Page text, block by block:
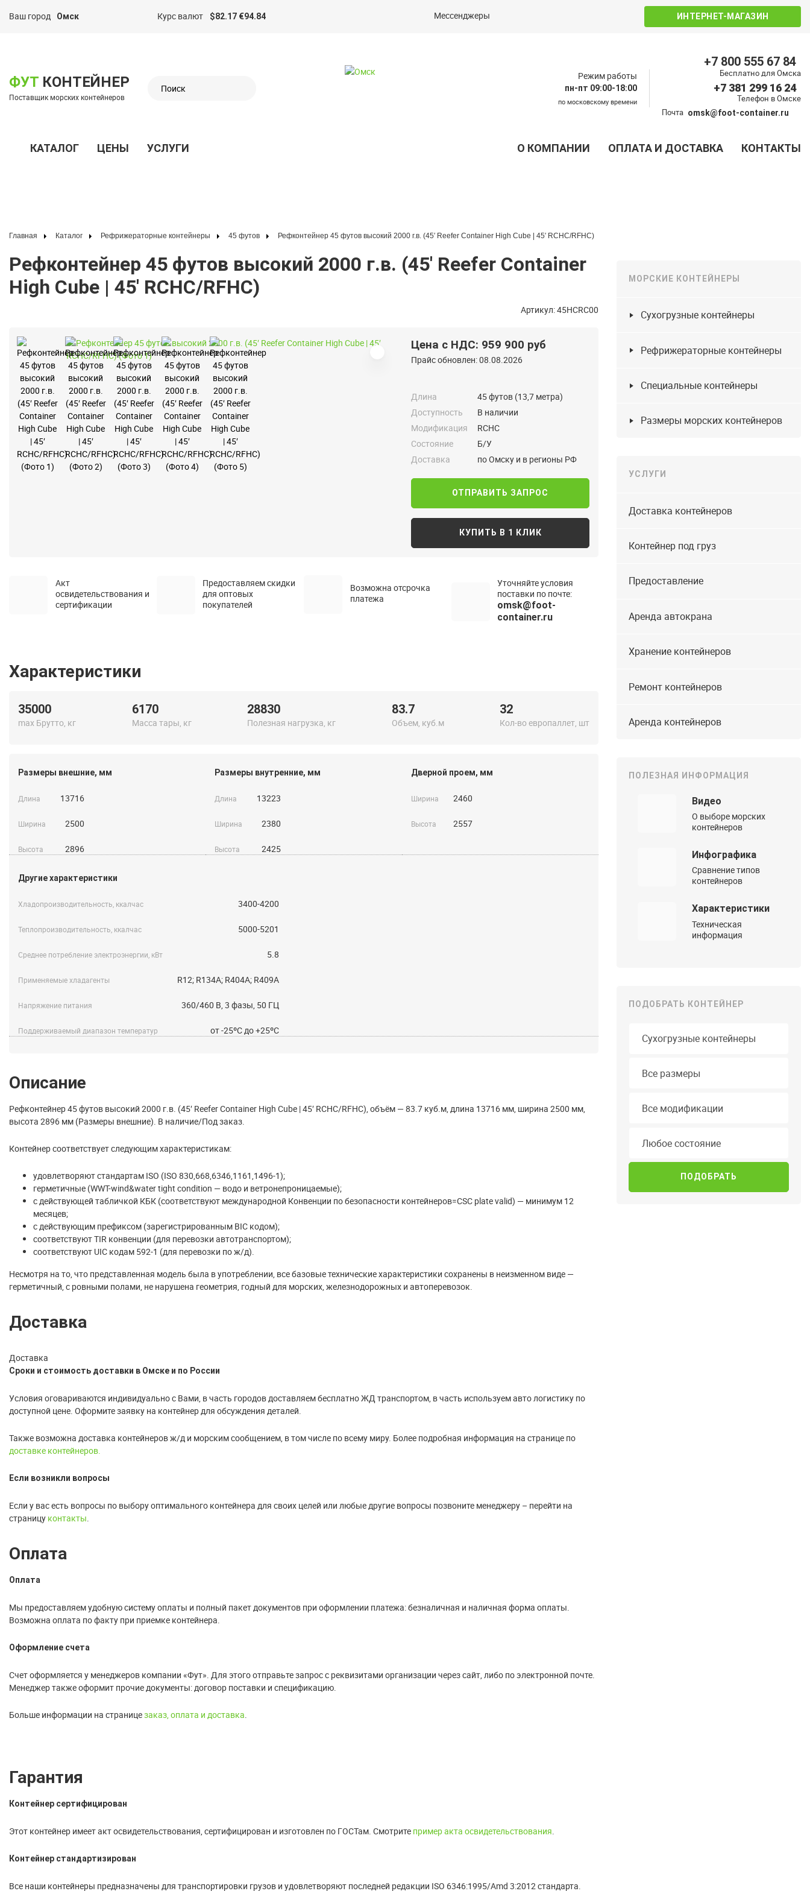
Ваш город Омск Курс валют $82.17 €94.84 Мессенджеры ИНТЕРНЕТ-МАГАЗИН
ФУТ КОНТЕЙНЕР
Поставщик морских контейнеров
Режим работы
пн-пт 09:00-18:00
по московскому времени
Бесплатно для Омска
+7 800 555 67 84
Телефон в Омске
+7 381 299 16 24
Почта omsk@foot-container.ru
КАТАЛОГ ЦЕНЫ УСЛУГИ О КОМПАНИИ ОПЛАТА И ДОСТАВКА КОНТАКТЫ
Главная Каталог Рефрижераторные контейнеры 45 футов Рефконтейнер 45 футов высокий 2000 г.в. (45′ Reefer Container High Cube | 45′ RCHC/RFHC)
Рефконтейнер 45 футов высокий 2000 г.в. (45′ Reefer Container
High Cube | 45′ RCHC/RFHC)
Артикул: 45HCRC00
Цена с НДС: 959 900 руб
Прайс обновлен: 08.08.2026
Длина
45 футов (13,7 метра)
Доступность
В наличии
Модификация
RCHC
Состояние
Б/У
Доставка
по Омску и в регионы РФ
ОТПРАВИТЬ ЗАПРОС
КУПИТЬ В 1 КЛИК
Акт
освидетельствования и
сертификации
Предоставляем скидки
для оптовых
покупателей
Возможна отсрочка
платежа
Уточняйте условия
поставки по почте:
omsk@foot-
container.ru
Характеристики
35000
max Брутто, кг
6170
Масса тары, кг
28830
Полезная нагрузка, кг
83.7
Объем, куб.м
32
Кол-во европаллет, шт
Размеры внешние, мм
Длина 13716
Ширина 2500
Высота 2896
Размеры внутренние, мм
Длина 13223
Ширина 2380
Высота 2425
Дверной проем, мм
Ширина 2460
Высота 2557
Другие характеристики
Хладопроизводительность, ккалчас 3400-4200
Теплопроизводительность, ккалчас 5000-5201
Среднее потребление электроэнергии, кВт 5.8
Применяемые хладагенты R12; R134A; R404A; R409A
Напряжение питания 360/460 B, 3 фазы, 50 ГЦ
Поддерживаемый диапазон температур от -25ºС до +25ºС
Описание
Рефконтейнер 45 футов высокий 2000 г.в. (45′ Reefer Container High Cube | 45′ RCHC/RFHC), объём — 83.7 куб.м, длина 13716 мм, ширина 2500 мм,
высота 2896 мм (Размеры внешние). В наличие/Под заказ.
Контейнер соответствует следующим характеристикам:
удовлетворяют стандартам ISO (ISO 830,668,6346,1161,1496-1);
герметичные (WWT-wind&water tight condition — водо и ветронепроницаемые);
с действующей табличкой КБК (соответствуют международной Конвенции по безопасности контейнеров=CSC plate valid) — минимум 12
месяцев;
с действующим префиксом (зарегистрированным BIC кодом);
соответствуют TIR конвенции (для перевозки автотранспортом);
соответствуют UIC кодам 592-1 (для перевозки по ж/д).
Несмотря на то, что представленная модель была в употреблении, все базовые технические характеристики сохранены в неизменном виде —
герметичный, с ровными полами, не нарушена геометрия, годный для морских, железнодорожных и автоперевозок.
Доставка
Доставка
Сроки и стоимость доставки в Омске и по России
Условия оговариваются индивидуально с Вами, в часть городов доставляем бесплатно ЖД транспортом, в часть используем авто логистику по
доступной цене. Оформите заявку на контейнер для обсуждения деталей.
Также возможна доставка контейнеров ж/д и морским сообщением, в том числе по всему миру. Более подробная информация на странице по
доставке контейнеров.
Если возникли вопросы
Если у вас есть вопросы по выбору оптимального контейнера для своих целей или любые другие вопросы позвоните менеджеру – перейти на
страницу контакты.
Оплата
Оплата
Мы предоставляем удобную систему оплаты и полный пакет документов при оформлении платежа: безналичная и наличная форма оплаты.
Возможна оплата по факту при приемке контейнера.
Оформление счета
Счет оформляется у менеджеров компании «Фут». Для этого отправьте запрос с реквизитами организации через сайт, либо по электронной почте.
Менеджер также оформит прочие документы: договор поставки и спецификацию.
Больше информации на страницезаказ, оплата и доставка.
Гарантия
Контейнер сертифицирован
Этот контейнер имеет акт освидетельствования, сертифицирован и изготовлен по ГОСТам. Смотрите пример акта освидетельствования.
Контейнер стандартизирован
Все наши контейнеры предназначены для транспортировки грузов и удовлетворяют последней редакции ISO 6346:1995/Amd 3:2012 стандарта.
МОРСКИЕ КОНТЕЙНЕРЫ
Сухогрузные контейнеры
Рефрижераторные контейнеры
Специальные контейнеры
Размеры морских контейнеров
УСЛУГИ
Доставка контейнеров
Контейнер под груз
Предоставление
Аренда автокрана
Хранение контейнеров
Ремонт контейнеров
Аренда контейнеров
ПОЛЕЗНАЯ ИНФОРМАЦИЯ
Видео
О выборе морских
контейнеров
Инфографика
Сравнение типов
контейнеров
Характеристики
Техническая
информация
ПОДОБРАТЬ КОНТЕЙНЕР
Все размеры
Все модификации
Любое состояние